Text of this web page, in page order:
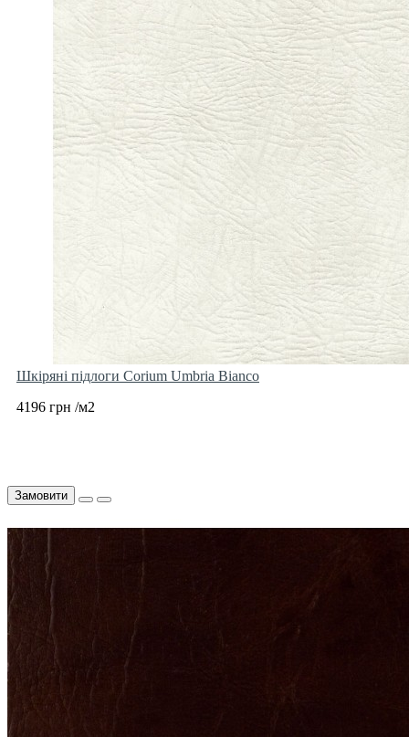
Шкіряні підлоги Corium Umbria Bianco
4196 грн /м2
Замовити